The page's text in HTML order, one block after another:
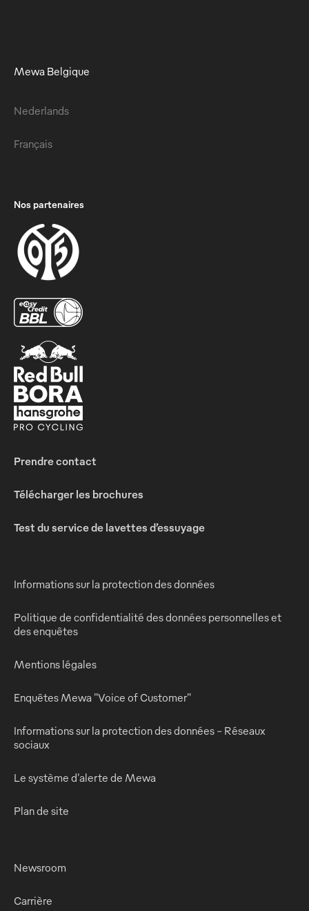
Mewa Belgique
Nederlands
Français
Nos partenaires
Prendre contact
Télécharger les brochures
Test du service de lavettes d’essuyage
Informations sur la protection des données
Politique de confidentialité des données personnelles et
des enquêtes
Mentions légales
Enquêtes Mewa "Voice of Customer"
Informations sur la protection des données - Réseaux
sociaux
Le système d'alerte de Mewa
Plan de site
Newsroom
Carrière